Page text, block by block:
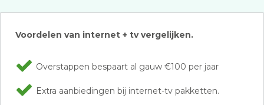
Voordelen van internet + tv vergelijken.
Overstappen bespaart al gauw €100 per jaar
Extra aanbiedingen bij internet-tv pakketten.